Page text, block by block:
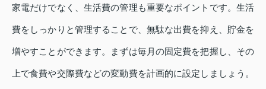
家電だけでなく、生活費の管理も重要なポイントです。生活
費をしっかりと管理することで、無駄な出費を抑え、貯金を
増やすことができます。まずは毎月の固定費を把握し、その
上で食費や交際費などの変動費を計画的に設定しましょう。